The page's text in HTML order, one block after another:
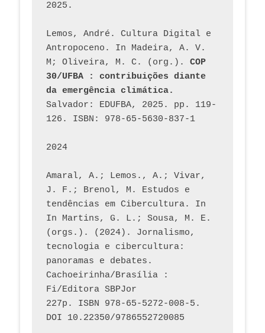
2025.
Lemos, André. Cultura Digital e
Antropoceno. In Madeira, A. V.
M; Oliveira, M. C. (org.). COP
30/UFBA : contribuições diante
da emergência climática.
Salvador: EDUFBA, 2025. pp. 119-
126. ISBN: 978-65-5630-837-1
2024
Amaral, A.; Lemos., A.; Vivar,
J. F.; Brenol, M. Estudos e
tendências em Cibercultura. In
In Martins, G. L.; Sousa, M. E.
(orgs.). (2024). Jornalismo,
tecnologia e cibercultura:
panoramas e debates.
Cachoeirinha/Brasília :
Fi/Editora SBPJor
227p. ISBN 978-65-5272-008-5.
DOI 10.22350/9786552720085